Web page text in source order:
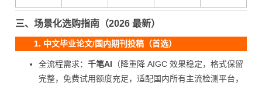
三、场景化选购指南（2026 最新）
1. 中文毕业论文/国内期刊投稿（首选）
全流程需求： 千笔AI （降重降 AIGC 效果稳定，格式保留
完整，免费试用额度充足，适配国内所有主流检测平台，